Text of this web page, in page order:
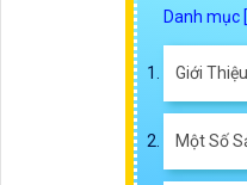
Giới
Một Số